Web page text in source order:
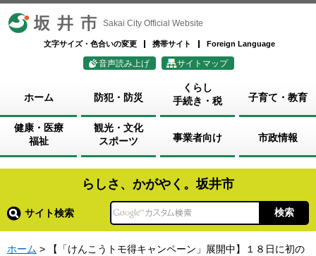
坂井市 Sakai City Official Website
文字サイズ・色合いの変更 携帯サイト Foreign Language
音声読み上げ サイトマップ
ホーム 防犯・防災
くらし
手続き・税
子育て・教育
健康・医療
福祉
観光・文化
スポーツ
事業者向け 市政情報
らしさ、かがやく。坂井市
サイト検索
ホーム > 【「けんこうトモ得キャンペーン」展開中】１８日に初の